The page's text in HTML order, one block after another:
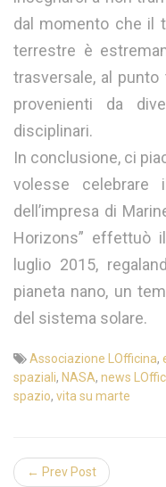
dal momento che il
terrestre è
trasversale, al
provenienti da
disciplinari.
In conclusione, ci
volesse celebrare
dell’impresa di
Horizons” effettuò
luglio 2015,
pianeta nano, un
del sistema solare.
Associazione LOfficina,
spaziali, NASA, news
spazio, vita su marte
← Prev Post